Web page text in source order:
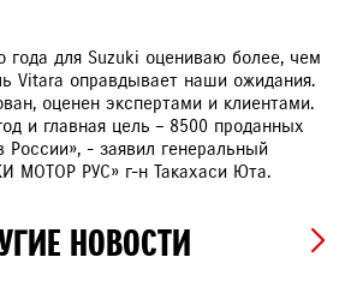
года для Suzuki оцениваю более, чем
Vitara оправдывает наши ожидания.
оценен экспертами и клиентами.
и главная цель – 8500 проданных
России», - заявил генеральный
МОТОР РУС» г-н Такахаси Юта.
НОВОСТИ